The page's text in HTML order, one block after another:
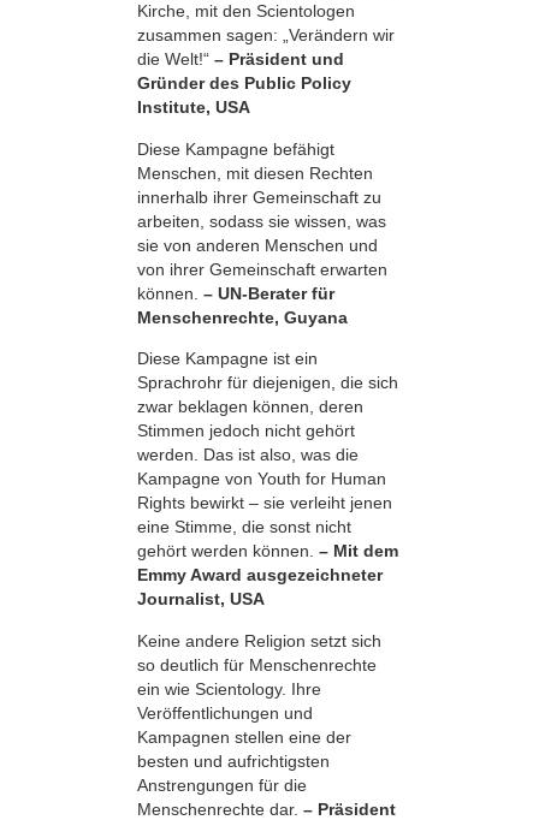
Kirche, mit den Scientologen
zusammen sagen: „Verändern wir
die Welt!“ – Präsident und
Gründer des Public Policy
Institute, USA
Diese Kampagne befähigt
Menschen, mit diesen Rechten
innerhalb ihrer Gemeinschaft zu
arbeiten, sodass sie wissen, was
sie von anderen Menschen und
von ihrer Gemeinschaft erwarten
können. – UN-Berater für
Menschenrechte, Guyana
Diese Kampagne ist ein
Sprachrohr für diejenigen, die sich
zwar beklagen können, deren
Stimmen jedoch nicht gehört
werden. Das ist also, was die
Kampagne von Youth for Human
Rights bewirkt – sie verleiht jenen
eine Stimme, die sonst nicht
gehört werden können. – Mit dem
Emmy Award ausgezeichneter
Journalist, USA
Keine andere Religion setzt sich
so deutlich für Menschenrechte
ein wie Scientology. Ihre
Veröffentlichungen und
Kampagnen stellen eine der
besten und aufrichtigsten
Anstrengungen für die
Menschenrechte dar. – Präsident